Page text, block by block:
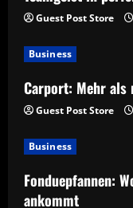
Guest Post Store
Business
Carport: Mehr als
Guest Post Store
Business
Fonduepfannen:
ankommt